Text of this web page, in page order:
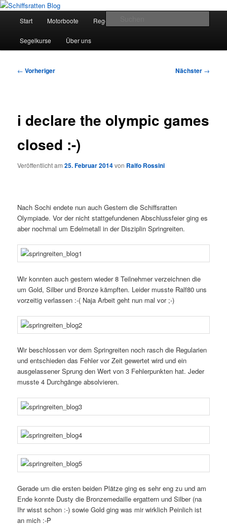
Zum
springenSchiffsratten Blog
Segelsport in Second Life
Start Motorboote Regelkunde
Segelkurse Über uns
Beitragsnavigation
← Vorheriger Nächster →
i declare the olympic games
closed :-)
Veröffentlicht am25. Februar 2014von Ralfo Rossini
Nach Sochi endete nun auch Gestern die Schiffsratten
Olympiade. Vor der nicht stattgefundenen Abschlussfeier ging es
aber nochmal um Edelmetall in der Disziplin Springreiten.
Wir konnten auch gestern wieder 8 Teilnehmer verzeichnen die
um Gold, Silber und Bronze kämpften. Leider musste Ralf80 uns
vorzeitig verlassen :-( Naja Arbeit geht nun mal vor ;-)
Wir beschlossen vor dem Springreiten noch rasch die Regularien
und entschieden das Fehler vor Zeit gewertet wird und ein
ausgelassener Sprung den Wert von 3 Fehlerpunkten hat. Jeder
musste 4 Durchgänge absolvieren.
Gerade um die ersten beiden Plätze ging es sehr eng zu und am
Ende konnte Dusty die Bronzemedaille ergattern und Silber (na
Ihr wisst schon :-) sowie Gold ging was mir wirklich Peinlich ist
an mich :-P